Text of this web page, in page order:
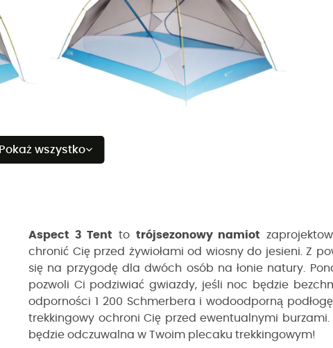
Pokaż wszystko
Aspect 3 Tent to trójsezonowy namiot
chronić Cię przed żywiołami od wiosny do jesieni. Z
się na przygodę dla dwóch osób na łonie natury.
pozwoli Ci podziwiać gwiazdy, jeśli noc będzie
odporności 1 200 Schmerbera i wodoodporną
trekkingowy ochroni Cię przed ewentualnymi
będzie odczuwalna w Twoim plecaku trekkingowym!